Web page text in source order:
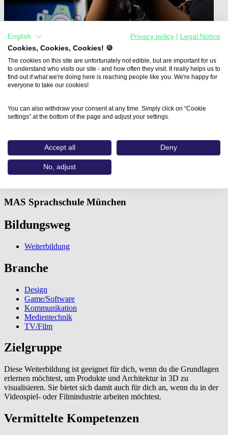
Home
Aus- und Weiterbildungen
3D / CGI Basics in der 3D-
Software Autodesk 3Ds Max
MAS Sprachschule München
Bildungsweg
Weiterbildung
Branche
Design
Game/Software
Kommunikation
Medientechnik
TV/Film
Zielgruppe
Diese Weiterbildung ist geeignet für dich, wenn du die Grundlagen
erlernen möchtest, um Produkte und Architektur in 3D zu
visualisieren. Sie bietet sich damit auch für dich an, wenn du in der
Videospiel- oder Filmindustrie arbeiten möchtest.
Vermittelte Kompetenzen
English Privacy policy
Legal Notice
Cookies, Cookies, Cookies! 🍪
The cookies on this site are unfortunately not edible, but are important for us
to understand who visits our site - and how often they visit. It really helps us to
find out if what we're doing here is reaching people like you. We're happy for
everyone to take our cookies!
You can also withdraw your consent at any time. Simply click on “Cookie
settings” at the bottom of the page and adjust your settings.
Accept all Deny
No, adjust